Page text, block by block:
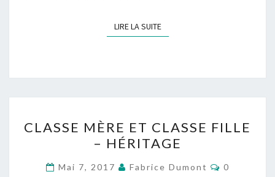
LIRE LA SUITELIRE LA SUITE
MÈRE
ET
CLASSE
CLASSE MÈRE ET CLASSE FILLE
– HÉRITAGE
Mai 7, 2017 Fabrice Dumont
0